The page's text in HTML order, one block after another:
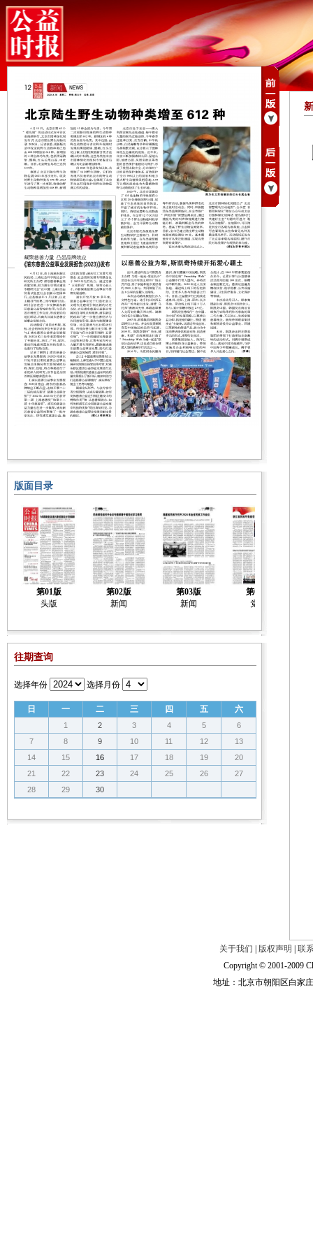
版面目录
第01版
头版
第02版
新闻
第03版
新闻
第04版
党建
往期查询
选择年份 选择月份
日 一 二 三 四 五 六
1 2 3 4 5
6
7
8 9 10 11 12
13
14
15 16 17 18 19
20
21
22 23 24 25 26
27
28
29 30
关于我们 版权声明
联
Copyright © 2001-2009
地址：北京市朝阳区白家